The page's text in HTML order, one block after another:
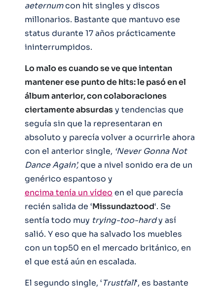
aeternumcon hit singles y discos
millonarios. Bastante que mantuvo ese
status durante 17 años prácticamente
ininterrumpidos.
Lo malo es cuando se ve que intentan
mantener ese punto de hits: le pasó en el
álbum anterior, con colaboraciones
ciertamente absurdasy tendencias que
seguía sin que la representaran en
absoluto y parecía volver a ocurrirle ahora
con el anterior single, ‘Never Gonna Not
Dance Again’,que a nivel sonido era de un
genérico espantoso y
encima tenía un vídeo en el que parecía
recién salida de ‘Missundaztood‘. Se
sentía todo muy trying-too-hardy así
salió. Y eso que ha salvado los muebles
con un top50 en el mercado británico, en
el que está aún en escalada.
El segundo single, ‘Trustfall‘, es bastante